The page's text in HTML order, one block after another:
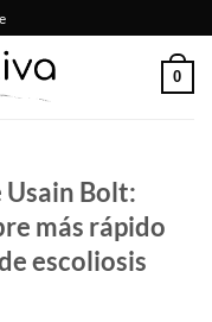
0
Usain Bolt:
más rápido
escoliosis